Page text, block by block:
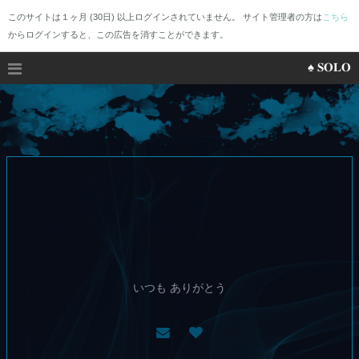
このサイトは１ヶ月 (30日) 以上ログインされていません。 サイト管理者の方は こちら
からログインすると、この広告を消すことができます。
♠︎ 𝐒𝐎𝐋𝐎
いつも ありがとう